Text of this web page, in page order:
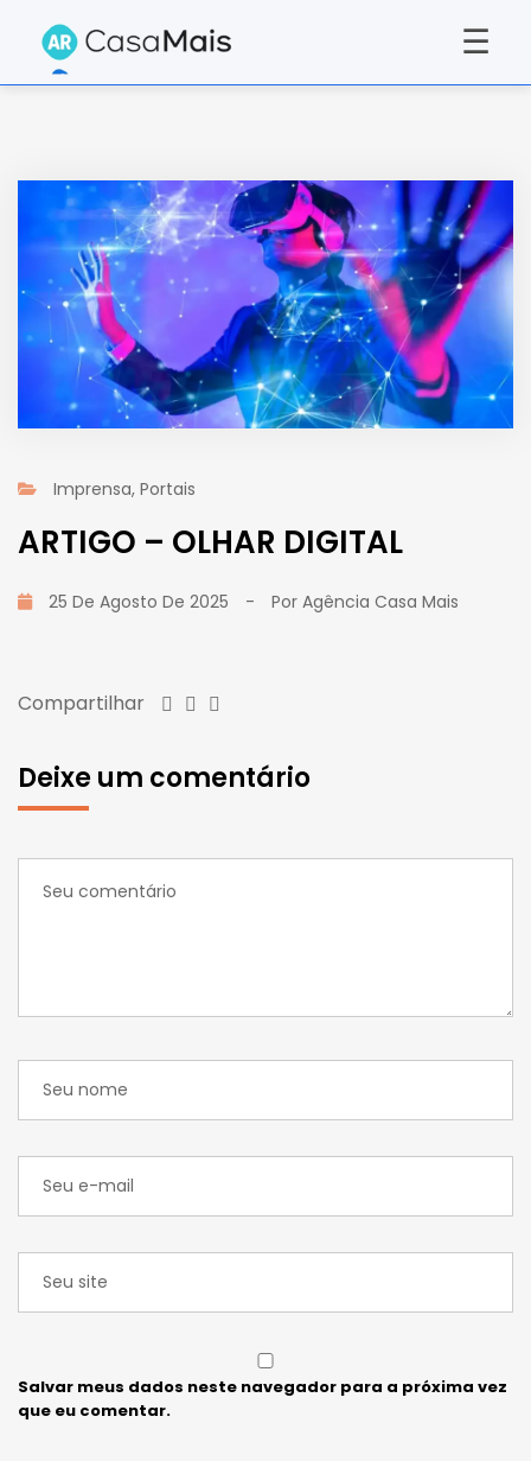
☰
Imprensa, Portais
ARTIGO – OLHAR DIGITAL
25 De Agosto De 2025 - Por Agência Casa Mais
Compartilhar
Deixe um comentário
Salvar meus dados neste navegador para a próxima vez
que eu comentar.